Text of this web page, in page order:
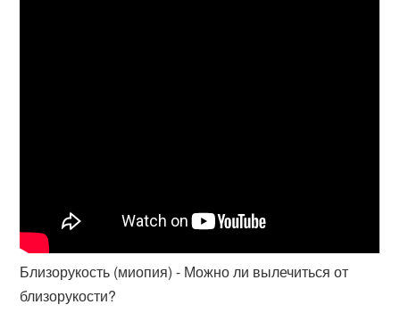
Близорукость (миопия) - Можно ли вылечиться от
близорукости?